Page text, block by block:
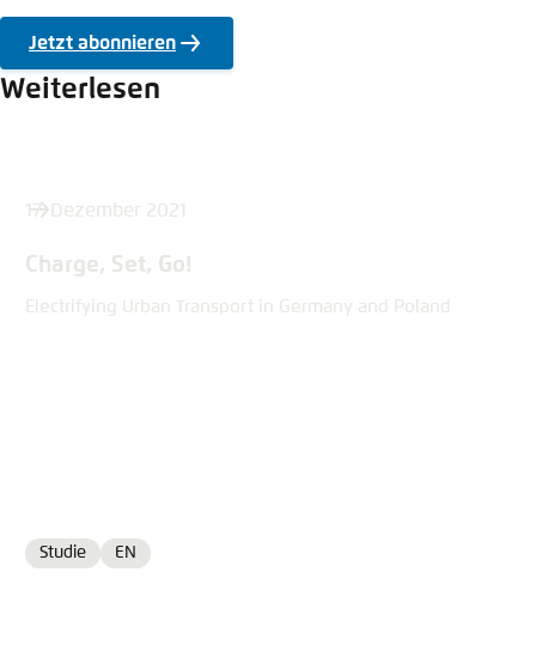
Jetzt abonnieren
Weiterlesen
17. Dezember 2021
Charge, Set, Go!
Electrifying Urban Transport in Germany and Poland
Format
Studie Language
EN